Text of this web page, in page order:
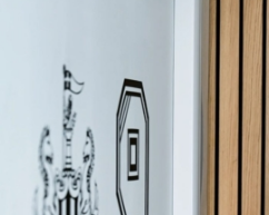
ΠΟΙΟΙ ΕΙΜΑΣΤΕ